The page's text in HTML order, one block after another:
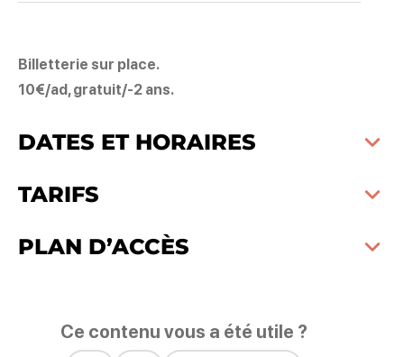
Billetterie sur place.
10€/ad, gratuit/-2 ans.
DATES ET HORAIRES
TARIFS
PLAN D’ACCÈS
Ce contenu vous a été utile ?